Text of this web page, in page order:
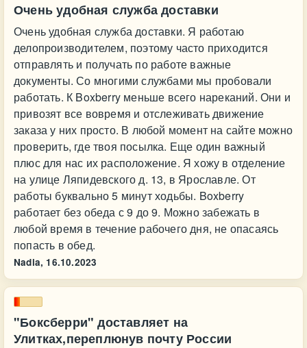
Очень удобная служба доставки
Очень удобная служба доставки. Я работаю
делопроизводителем, поэтому часто приходится
отправлять и получать по работе важные
документы. Со многими службами мы пробовали
работать. К Boxberry меньше всего нареканий. Они и
привозят все вовремя и отслеживать движение
заказа у них просто. В любой момент на сайте можно
проверить, где твоя посылка. Еще один важный
плюс для нас их расположение. Я хожу в отделение
на улице Ляпидевского д. 13, в Ярославле. От
работы буквально 5 минут ходьбы. Boxberry
работает без обеда с 9 до 9. Можно забежать в
любой время в течение рабочего дня, не опасаясь
попасть в обед.
Nadia, 16.10.2023
"Боксберри" доставляет на
Улитках,переплюнув почту России